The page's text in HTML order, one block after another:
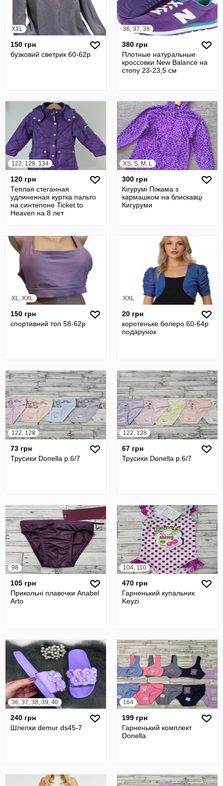
XXL
150 грн
бузковий светрик 60-62р
36, 37, 38
380 грн
Плотные натуральные
кроссовки New Balance на
стопу 23-23,5 см
122, 128, 134
120 грн
Теплая стеганная
удлиненная куртка пальто
на синтепоне Ticket to
Heaven на 8 лет
XS, S, M, L
300 грн
Кігурумі Піжама з
кармашком на блискавці
Кигуруми
XL, XXL
150 грн
спортивний топ 58-62р
XXL
20 грн
коротеньке болеро 60-64р
подарунок
122, 128
73 грн
Трусики Donella р.6/7
122, 128
67 грн
Трусики Donella р.6/7
98
105 грн
Прикольні плавочки Anabel
Arto
104, 110
470 грн
Гарненький купальник
Keyzi
36, 37, 38, 39, 40
240 грн
Шлепки demur ds45-7
164
199 грн
Гарненький комплект
Donella